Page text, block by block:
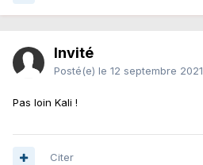
Invité
Posté(e) le 12 septembre 2021
Pas loin Kali !
Citer